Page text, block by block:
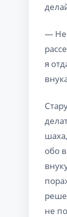
— Не
я
обо
не